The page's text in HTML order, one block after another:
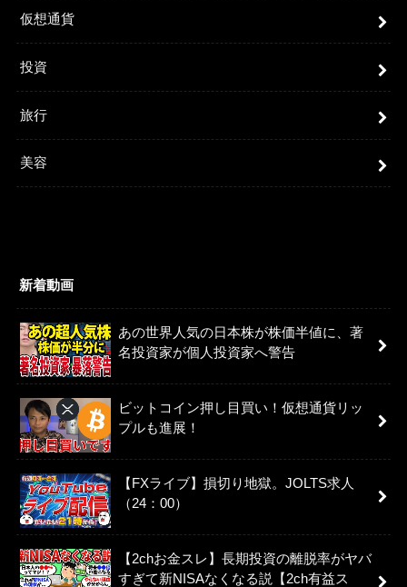
仮想通貨
投資
旅行
美容
新着動画
あの世界人気の日本株が株価半値に、著
名投資家が個人投資家へ警告
ビットコイン押し目買い！仮想通貨リッ
プルも進展！
【FXライブ】損切り地獄。JOLTS求人
（24：00）
【2chお金スレ】長期投資の離脱率がヤバ
すぎて新NISAなくなる説【2ch有益ス